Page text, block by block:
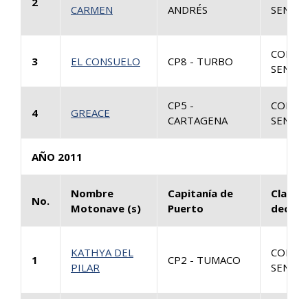
CARMEN
ANDRÉS
3 EL CONSUELO CP8 - TURBO
4 GREACE
CP5 -
CARTAGENA
AÑO 2011
No.
Nombre
Motonave (s)
Capitanía de
Puerto
Clase
1
KATHYA DEL
PILAR
CP2 - TUMACO